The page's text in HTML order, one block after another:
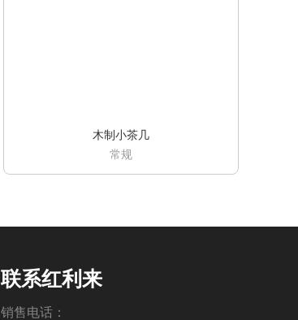
木制小茶几
常规
联系红利来
销售电话：